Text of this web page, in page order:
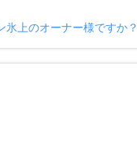
上のオーナー様ですか？